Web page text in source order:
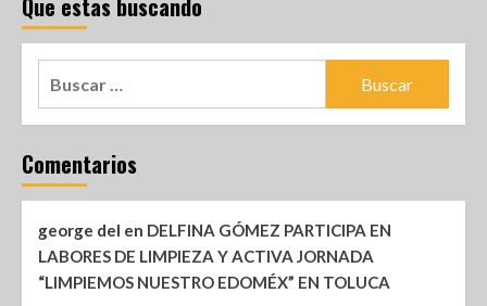
Que estas buscando
Comentarios
george del en DELFINA GÓMEZ PARTICIPA EN
LABORES DE LIMPIEZA Y ACTIVA JORNADA
“LIMPIEMOS NUESTRO EDOMÉX” EN TOLUCA